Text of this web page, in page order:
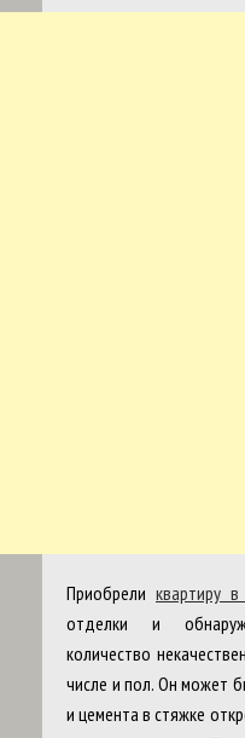
Приобрели квартиру
отделки и
количество
числе и пол. Он может
и цемента в стяжке